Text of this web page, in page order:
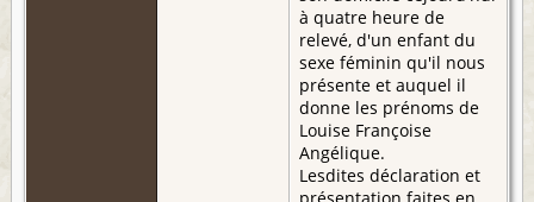
à quatre heure de
relevé, d'un enfant du
sexe féminin qu'il nous
présente et auquel il
donne les prénoms de
Louise Françoise
Angélique.
Lesdites déclaration et
présentation faites en